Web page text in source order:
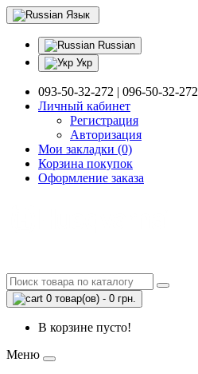
Язык
Russian
Укр
093-50-32-272 | 096-50-32-272
Личный кабинет
Регистрация
Авторизация
Мои закладки (0)
Корзина покупок
Оформление заказа
0 товар(ов) - 0 грн.
В корзине пусто!
Меню